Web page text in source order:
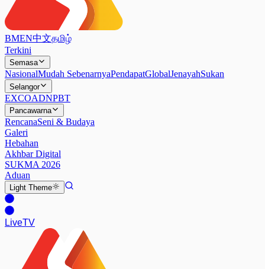
BMEN中文தமிழ்
Terkini
Semasa
NasionalMudah SebenarnyaPendapatGlobalJenayahSukan
Selangor
EXCOADNPBT
Pancawarna
RencanaSeni & Budaya
Galeri
Hebahan
Akhbar Digital
SUKMA 2026
Aduan
Light Theme
LiveTV